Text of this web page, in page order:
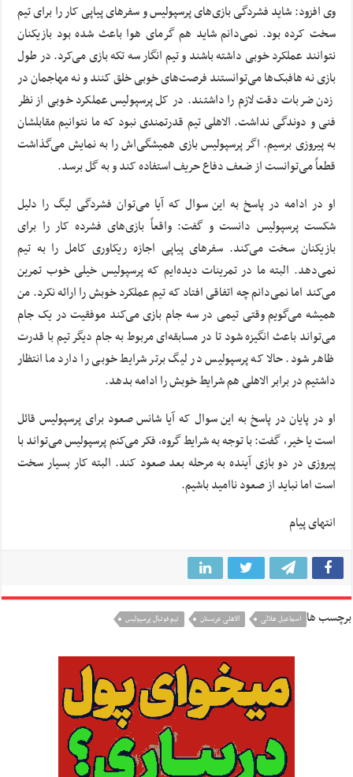
وی افزود: شاید فشردگی بازی‌های پرسپولیس و سفرهای پیاپی کار را برای تیم
سخت کرده بود. نمی‌دانم شاید هم گرمای هوا باعث شده بود بازیکنان
نتوانند عملکرد خوبی داشته باشند و تیم انگار سه تکه بازی می‌کرد. در طول
بازی نه هافبک‌ها می‌توانستند فرصت‌های خوبی خلق کنند و نه مهاجمان در
زدن ضربات دقت لازم را داشتند. در کل پرسپولیس عملکرد خوبی از نظر
فنی و دوندگی نداشت. الاهلی تیم قدرتمندی نبود که ما نتوانیم مقابلشان
به پیروزی برسیم. اگر پرسپولیس بازی همیشگی‌اش را به نمایش می‌گذاشت
قطعاً می‌توانست از ضعف دفاع حریف استفاده کند و به گل برسد.
او در ادامه در پاسخ به این سوال که آیا می‌توان فشردگی لیگ را دلیل
شکست پرسپولیس دانست و گفت: واقعاً بازی‌های فشرده کار را برای
بازیکنان سخت می‌کند. سفرهای پیاپی اجازه ریکاوری کامل را به تیم
نمی‌دهد. البته ما در تمرینات دیده‌ایم که پرسپولیس خیلی خوب تمرین
می‌کند اما نمی‌دانم چه اتفاقی افتاد که تیم عملکرد خوبش را ارائه نکرد. من
همیشه می‌گویم وقتی تیمی در سه جام بازی می‌کند موفقیت در یک جام
می‌تواند باعث انگیزه شود تا در مسابقه‌ای مربوط به جام دیگر تیم با قدرت
ظاهر شود. حالا که پرسپولیس در لیگ برتر شرایط خوبی را دارد ما انتظار
داشتیم در برابر الاهلی هم شرایط خوبش را ادامه بدهد.
او در پایان در پاسخ به این سوال که آیا شانس صعود برای پرسپولیس قائل
است یا خیر، گفت: با توجه به شرایط گروه، فکر می‌کنم پرسپولیس می‌تواند با
پیروزی در دو بازی آینده به مرحله بعد صعود کند. البته کار بسیار سخت
است اما نباید از صعود ناامید باشیم.
انتهای پیام
برچسب ها اسماعیل هلالی الاهلی عربستان تيم فوتبال پرسپوليس